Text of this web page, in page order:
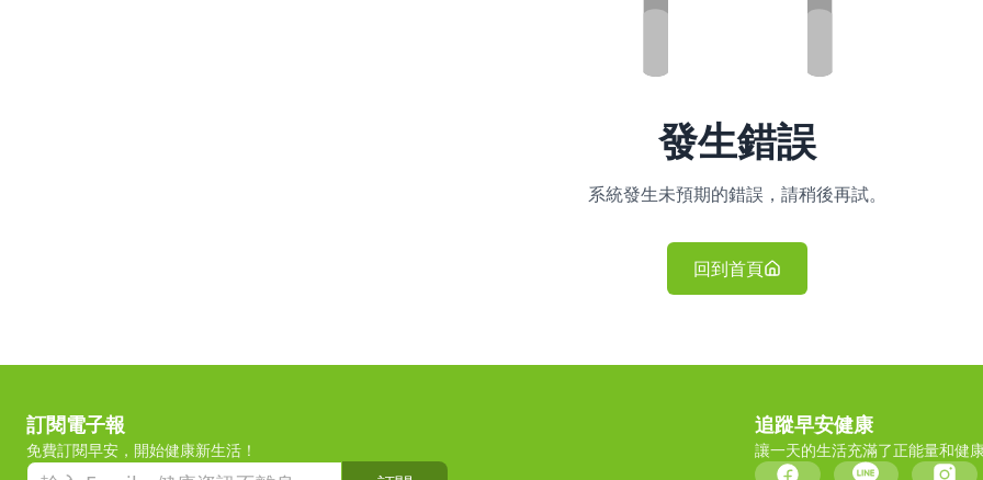
發生錯誤
系統發生未預期的錯誤，請稍後再試。
回到首頁
訂閱電子報
免費訂閱早安，開始健康新生活！
追蹤早安健康
讓一天的生活充滿了正能量和健